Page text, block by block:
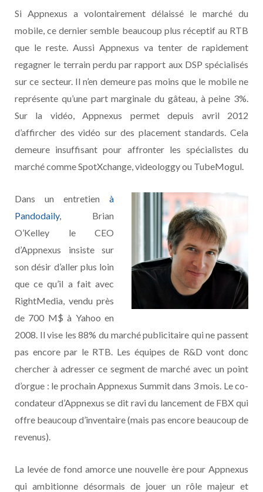
Si Appnexus a volontairement délaissé le marché du
mobile, ce dernier semble beaucoup plus réceptif au RTB
que le reste. Aussi Appnexus va tenter de rapidement
regagner le terrain perdu par rapport aux DSP spécialisés
sur ce secteur. Il n’en demeure pas moins que le mobile ne
représente qu’une part marginale du gâteau, à peine 3%.
Sur la vidéo, Appnexus permet depuis avril 2012
d’affircher des vidéo sur des placement standards. Cela
demeure insuffisant pour affronter les spécialistes du
marché comme SpotXchange, videologgy ou TubeMogul.
Dans un entretien à
Pandodaily, Brian
O’Kelley le CEO
d’Appnexus insiste sur
son désir d’aller plus loin
que ce qu’il a fait avec
RightMedia, vendu près
de 700 M$ à Yahoo en
2008. Il vise les 88% du marché publicitaire qui ne passent
pas encore par le RTB. Les équipes de R&D vont donc
chercher à adresser ce segment de marché avec un point
d’orgue : le prochain Appnexus Summit dans 3 mois. Le co-
condateur d’Appnexus se dit ravi du lancement de FBX qui
offre beaucoup d’inventaire (mais pas encore beaucoup de
revenus).
La levée de fond amorce une nouvelle ère pour Appnexus
qui ambitionne désormais de jouer un rôle majeur et